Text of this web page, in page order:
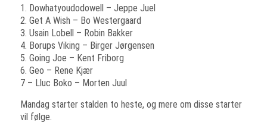
1. Dowhatyoudodowell – Jeppe Juel
2. Get A Wish – Bo Westergaard
3. Usain Lobell – Robin Bakker
4. Borups Viking – Birger Jørgensen
5. Going Joe – Kent Friborg
6. Geo – Rene Kjær
7 – Lluc Boko – Morten Juul
Mandag starter stalden to heste, og mere om disse starter
vil følge.